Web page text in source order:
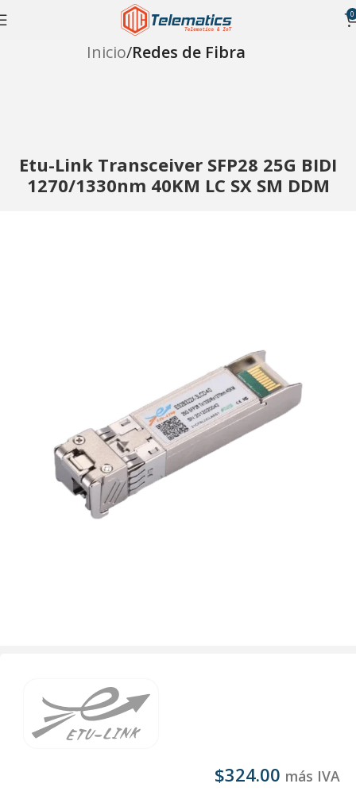
0
Inicio Redes de Fibra
Etu-Link Transceiver SFP28 25G BIDI
1270/1330nm 40KM LC SX SM DDM
$324.00 más IVA